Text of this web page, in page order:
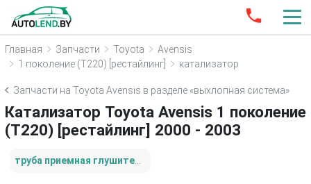
Главная Запчасти Toyota
Avensis
1 поколение (T220) [рестайлинг]
катализатор
Запчасти на Toyota Avensis в разделе «выхлопная система»
Катализатор Toyota Avensis 1 поколение
(T220) [рестайлинг] 2000 - 2003